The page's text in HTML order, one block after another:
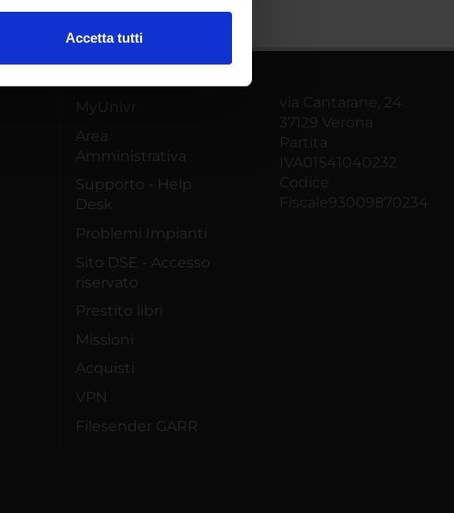
che hai fornito loro o
Accetta tutti
MyUnivr
Area
Amministrativa
Supporto - Help
Desk
Problemi Impianti
Sito DSE - Accesso
riservato
Prestito libri
Missioni
Acquisti
VPN
Filesender GARR
via Cantarane, 24
37129 Verona
Partita
IVA01541040232
Codice
Fiscale93009870234